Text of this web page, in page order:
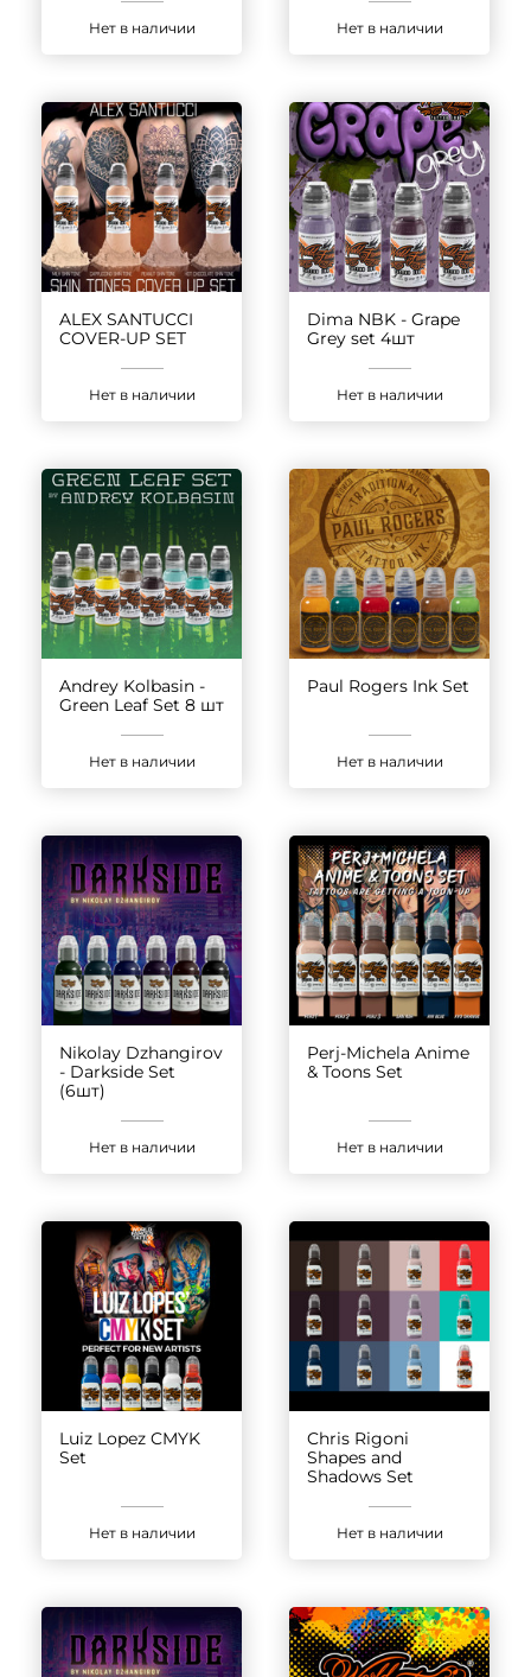
Нет в наличии Нет в наличии
ALEX SANTUCCI
COVER-UP SET
Нет в наличии
Dima NBK - Grape
Grey set 4шт
Нет в наличии
Andrey Kolbasin -
Green Leaf Set 8 шт
Нет в наличии
Paul Rogers Ink Set
Нет в наличии
Nikolay Dzhangirov
- Darkside Set
(6шт)
Нет в наличии
Perj-Michela Anime
& Toons Set
Нет в наличии
Luiz Lopez CMYK
Set
Нет в наличии
Chris Rigoni
Shapes and
Shadows Set
Нет в наличии